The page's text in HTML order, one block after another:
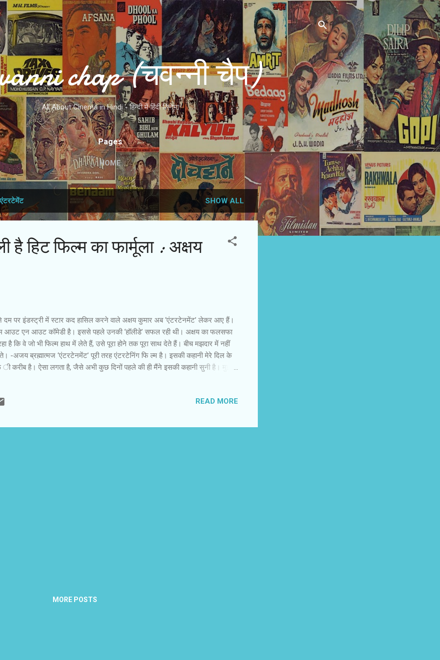
Skip to main content
chap (चवन्नी चैप)
All About Cinema in Hindi - हिन्दी में हिंदी सिनेमा
Pages
HOME
एंटरटेमेंट SHOW ALL
हिट फिल्‍म का फार्मूला : अक्षय
दम पर इंडस्ट्री में स्टार कद हासिल करने वाले अक्षय कुमार अब ‘एंटरटेनमेंट’ लेकर आए हैं।
आउट एन आउट कॉमेडी है। इससे पहले उनकी ‘हॉलीडे’ सफल रही थी। अक्षय का फलसफा
है कि वे जो भी फिल्म हाथ में लेते हैं, उसे पूरा होने तक पूरा साथ देते हैं। बीच मझदार में नहीं
-अजय ब्रह्मात्मज ‘एंटरटेनमेंट’ पूरी तरह एंटरटेनिंग फि ल्म है। इसकी कहानी मेरे दिल के
ी करीब है। ऐसा लगता है, जैसे अभी कुछ दिनों पहले की ही मैंने इसकी कहानी सुनी है। मुझे
यह अच्छी कॉमेडी फिल्म है। मुझे एक चीज हमेशा से परेशान करती रही है कि हमारे यहां
इन कॉमेडी रोल। यह क्या बात हुई भई। यही बात जब रोमांटिक फि ल्मों से किसी हीरो को
READ MORE
MORE POSTS